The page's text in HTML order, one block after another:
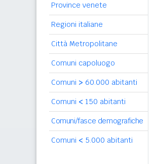
Province venete
Regioni italiane
Città Metropolitane
Comuni capoluogo
Comuni > 60.000 abitanti
Comuni < 150 abitanti
Comuni/fasce demografiche
Comuni < 5.000 abitanti